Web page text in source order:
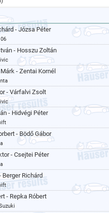
-Józsa Péter
- Hosszu Zoltán
- Zentai Kornél
- Várfalvi Zsolt
- Hidvégi Péter
- Bödő Gábor
-Csejtei Péter
Berger Richárd
- Repka Róbert